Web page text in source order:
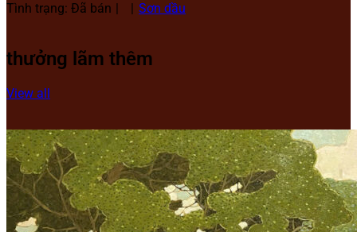
Tình trạng: Đã bán
Sơn dầu
thưởng lãm thêm
View all